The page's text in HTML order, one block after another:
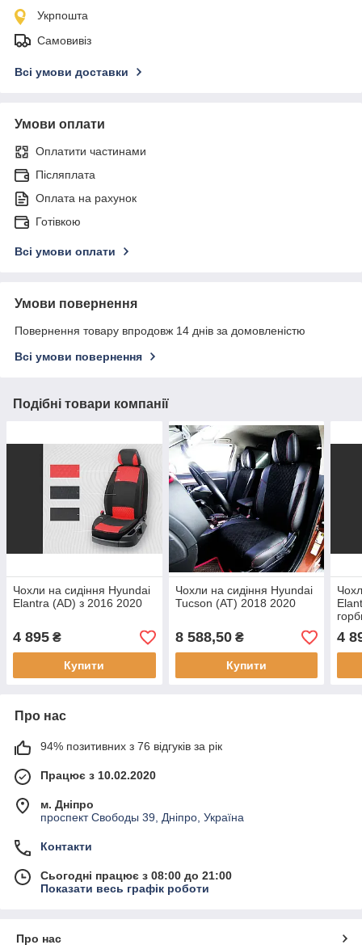
Укрпошта
Самовивіз
Всі умови доставки
Умови оплати
Оплатити частинами
Післяплата
Оплата на рахунок
Готівкою
Всі умови оплати
Умови повернення
Повернення товару впродовж 14 днів за домовленістю
Всі умови повернення
Подібні товари компанії
Чохли на сидіння Hyundai
Elantra (AD) з 2016 2020
4 895 ₴
Купити
Чохли на сидіння Hyundai
Tucson (АТ) 2018 2020
8 588,50₴
Купити
4
Про нас
94% позитивних з 76 відгуків за рік
Працює з 10.02.2020
м. Дніпро
проспект Свободы 39, Дніпро, Україна
Контакти
Сьогодні працює з 08:00 до 21:00
Показати весь графік роботи
Про нас